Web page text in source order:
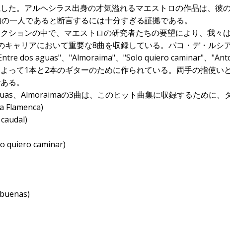
た。アルヘシラス出身の才気溢れるマエストロの作品は、
一人であると断言するには十分すぎる証拠である。
ションの中で、マエストロの研究者たちの要望により、我々
ャリアにおいて重要な8曲を収録している。パコ・デ・ルシ
dos aguas"、"Almoraima"、"Solo quiero caminar"、
って1本と2本のギターのために作られている。両手の指使い
る。
、Almoraimaの3曲は、このヒット曲集に収録するために、
Flamenca)
quiero caminar)